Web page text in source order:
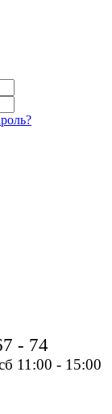
- 74
11:00 - 15:00